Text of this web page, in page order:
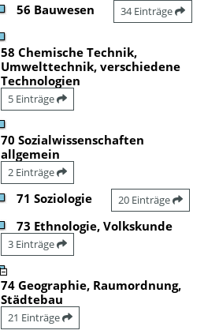
56 Bauwesen 34 Einträge
58 Chemische Technik,
Umwelttechnik, verschiedene
Technologien
5 Einträge
70 Sozialwissenschaften
allgemein
2 Einträge
71 Soziologie 20 Einträge
73 Ethnologie, Volkskunde
3 Einträge
74 Geographie, Raumordnung,
Städtebau
21 Einträge